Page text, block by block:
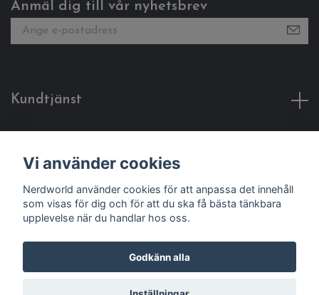
Anmäl dig till vår nyhetsbrev
Kundtjänst
Sociala medier
© 2026 Nerdworld
Vi använder cookies
Nerdworld använder cookies för att anpassa det innehåll
som visas för dig och för att du ska få bästa tänkbara
upplevelse när du handlar hos oss.
Godkänn alla